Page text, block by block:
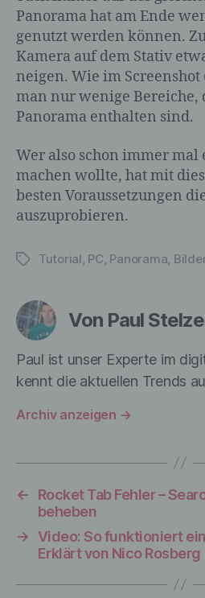
Panorama hat am Ende
genutzt werden können.
Kamera auf dem Stativ
neigen. Wie im Screenshot
man nur wenige Bereiche,
Panorama enthalten sind.
Wer also schon immer
machen wollte, hat mit
besten Voraussetzungen
auszuprobieren.
Schlagwörter
Tutorial, PC, Panorama,
Von Paul
Paul ist unser Experte im
kennt die aktuellen Trends
Archiv anzeigen →
←
Rocket Tab Fehler –
beheben
→ Video: So funktioniert
Erklärt von Nico Rosberg
insbesondere, um
Arbeitsleistung,
Gesundheit,
Interessen,
Aufenthaltsort oder
natürlichen Person zu
vorherzusagen.
f)
Pseudonymisierung ist
personenbezogener
ohne Hinzuziehung
zugeordnet werden
zusätzlichen
organisatorischen
unterliegen, die
identifizierten oder
g) Verantwortlicher
Verarbeitung
Verantwortlicher oder
juristische Person,